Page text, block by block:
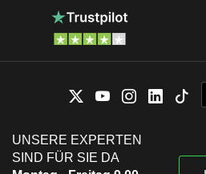
UNSERE EXPERTEN
SIND FÜR SIE DA